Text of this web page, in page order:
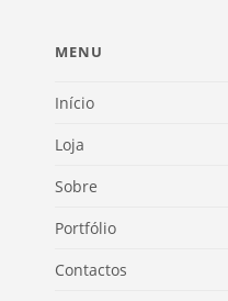
MENU
Início
Loja
Sobre
Portfólio
Contactos